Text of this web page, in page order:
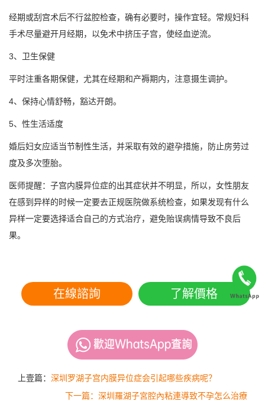
经期或刮宫术后不行盆腔检查，确有必要时，操作宜轻。常规妇科
手术尽量避开月经期，以免术中挤压子宫，使经血逆流。
3、卫生保健
平时注重各期保健，尤其在经期和产褥期内，注意摄生调护。
4、保持心情舒畅，豁达开朗。
5、性生活适度
婚后妇女应适当节制性生活，并采取有效的避孕措施，防止房劳过
度及多次堕胎。
医师提醒：子宫内膜异位症的出其症状并不明显，所以，女性朋友
在感到异样的时候一定要去正规医院做系统检查，如果发现有什么
异样一定要选择适合自己的方式治疗，避免贻误病情导致不良后
果。
在線諮詢 了解價格
上壹篇： 深圳罗湖子宫内膜异位症会引起哪些疾病呢？
下一篇：深圳羅湖子宮腔內粘連導致不孕怎么治療